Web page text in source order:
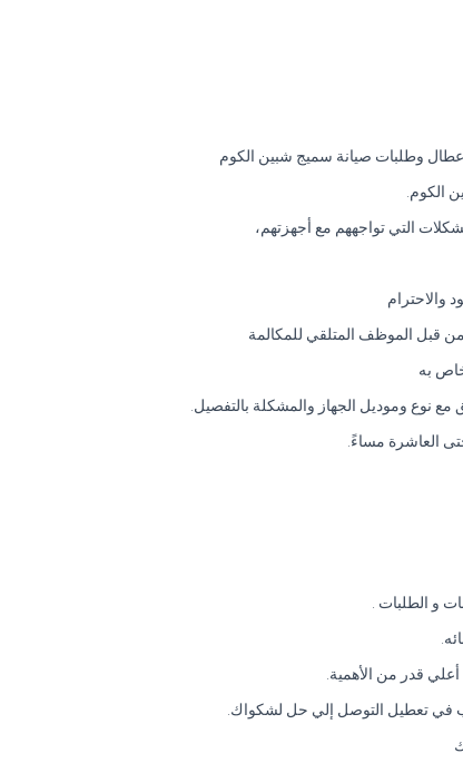
وطلبات صيانة سميج شبين الكوم
الكوم.
التي تواجههم مع أجهزتهم،
والاحترام
قبل الموظف المتلقي للمكالمة
به
نوع وموديل الجهاز والمشكلة بالتفصيل.
العاشرة مساءً.
و الطلبات .